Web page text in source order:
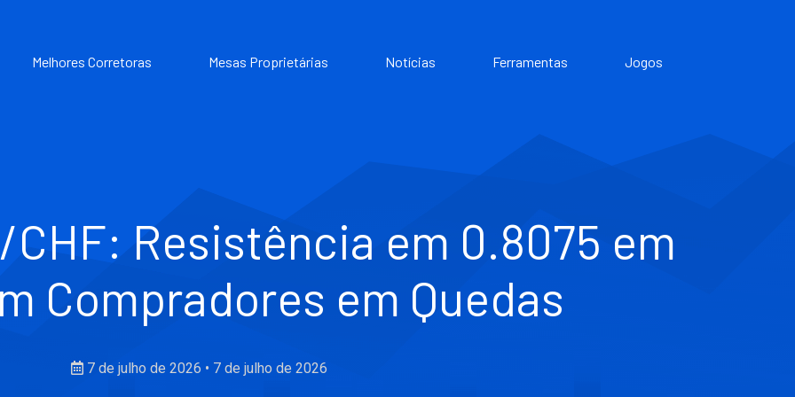
Melhores Corretoras Mesas Proprietárias Notícias Ferramentas Jogos
CHF: Resistência em 0.8075 em
Compradores em Quedas
7 de julho de 2026 • 7 de julho de 2026